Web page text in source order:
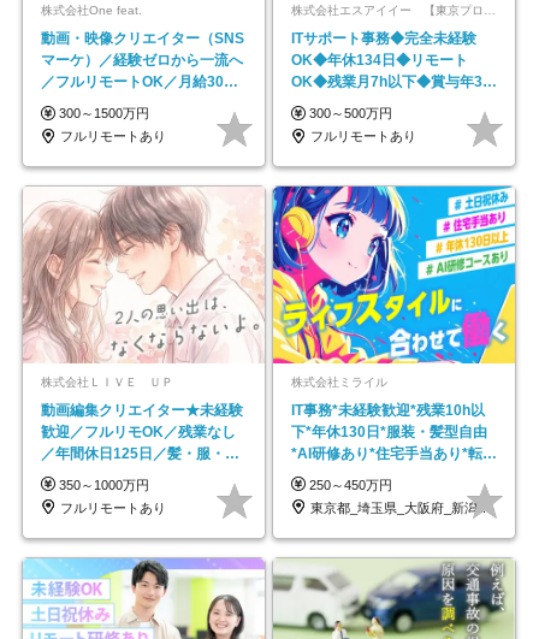
株式会社One feat.
動画・映像クリエイター（SNS
マーケ）／経験ゼロから一流へ
／フルリモートOK／月給30万
円～／年休130日以上
300～1500万円
フルリモートあり
ITサポート事務◆完全未経験
OK◆年休134日◆リモート
OK◆残業月7h以下◆賞与年3回
◆5年目まで必ず昇給
300～500万円
フルリモートあり
株式会社ＬＩＶＥ ＵＰ
動画編集クリエイター★未経験
歓迎／フルリモOK／残業なし
／年間休日125日／髪・服・ネ
イル自由／研修充実で安心
350～1000万円
フルリモートあり
株式会社ミライル
IT事務*未経験歓迎*残業10h以
下*年休130日*服装・髪型自由
*AI研修あり*住宅手当あり*転勤
なし
250～450万円
東京都_埼玉県_大阪府_新潟県_福岡県